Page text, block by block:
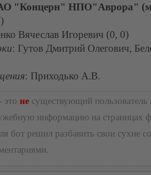
"Концерн" НПО"Аврора"
Вячеслав Игоревич (0, 0)
: Гутов Дмитрий Олегович,
: Приходько А.В.
- это не существующий пользователь
информацию на страницах
бот решил разбавить свои сухие